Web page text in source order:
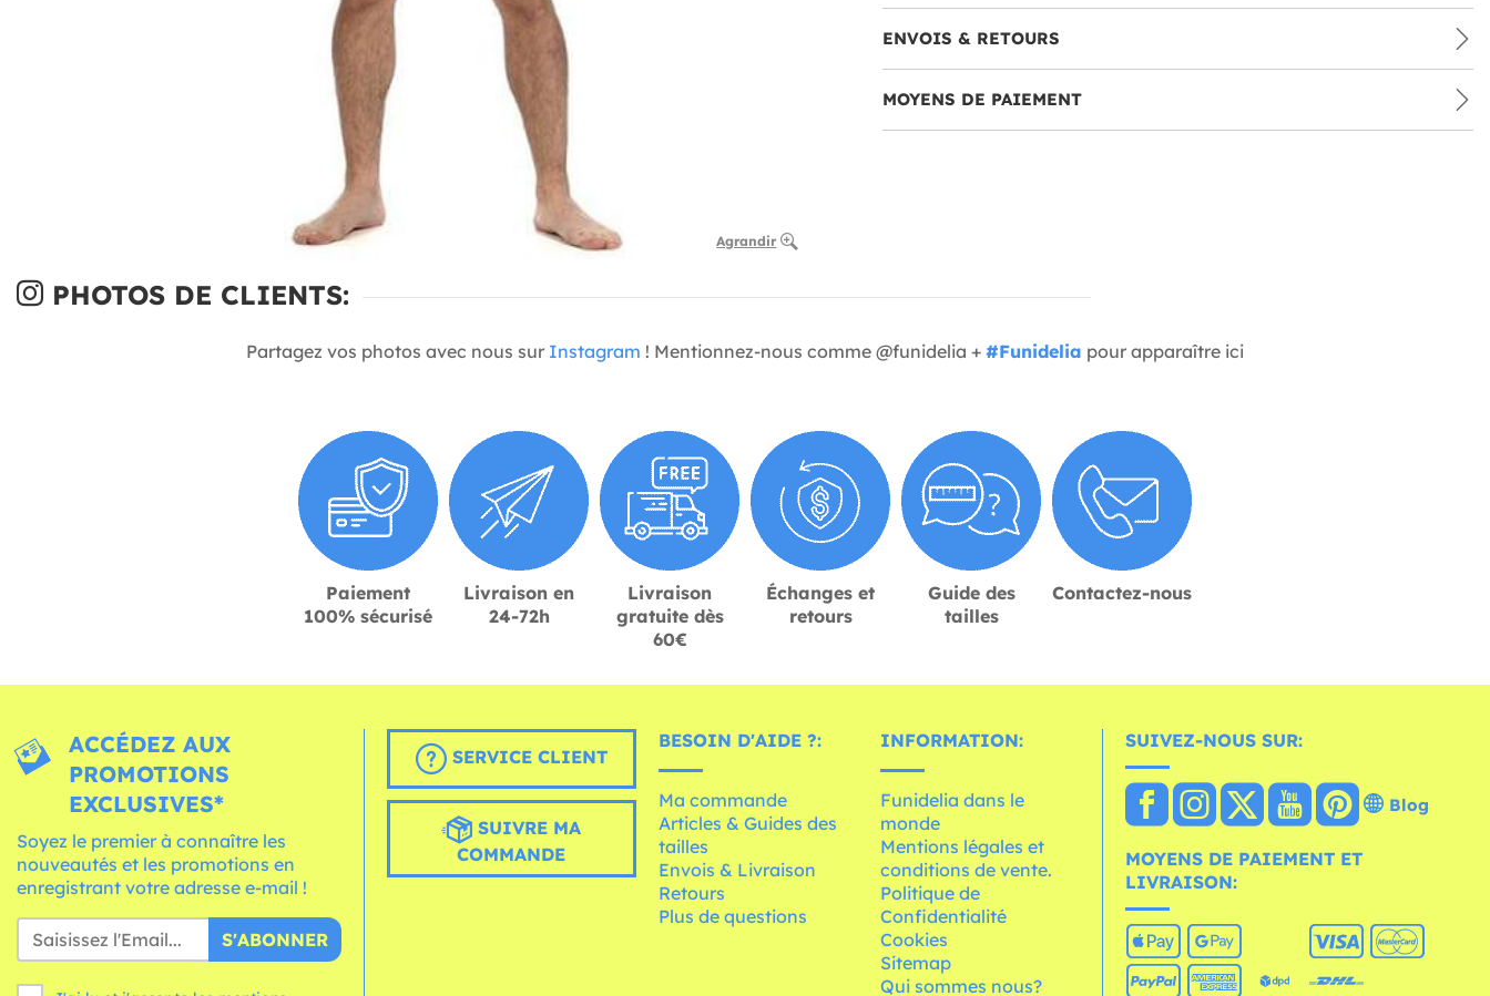
Agrandir
ENVOIS & RETOURS
MOYENS DE PAIEMENT
PHOTOS DE CLIENTS:
Partagez vos photos avec nous sur Instagram ! Mentionnez-nous comme @funidelia + #Funidelia pour apparaître ici
Paiement
100% sécurisé
Livraison en
24-72h
Livraison
gratuite dès
60€
Échanges et
retours
Guide des
tailles
Contactez-nous
ACCÉDEZ AUX
PROMOTIONS
EXCLUSIVES*
Soyez le premier à connaître les
nouveautés et les promotions en
enregistrant votre adresse e-mail !
S'ABONNER
SERVICE CLIENT
SUIVRE MA
COMMANDE
BESOIN D'AIDE ?:
Ma commande
Articles & Guides des
tailles
Envois & Livraison
Retours
Plus de questions
INFORMATION:
Funidelia dans le
monde
Mentions légales et
conditions de vente.
Politique de
Confidentialité
Cookies
Sitemap
Qui sommes nous?
SUIVEZ-NOUS SUR:
Blog
MOYENS DE PAIEMENT ET
LIVRAISON: